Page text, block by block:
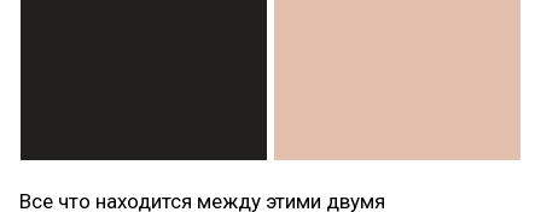
Все что находится между этими двумя